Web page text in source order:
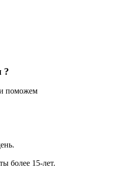
?
поможем
более 15-лет.